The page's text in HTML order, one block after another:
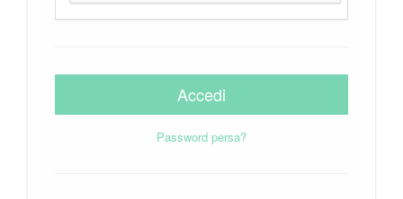
Accedi
Password persa?